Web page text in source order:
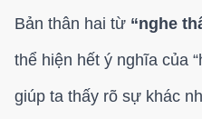
Bản thân hai từ “nghe
thể hiện hết ý nghĩa của
giúp ta thấy rõ sự khác